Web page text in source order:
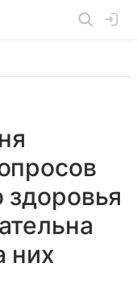
здоровья
них